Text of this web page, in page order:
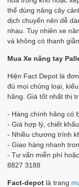
thể dùng nâng cây
dịch chuyển nên dễ
nhau. Tuy nhiên xe
và không có thanh
Mua Xe nâng tay
Hiện Fact Depot là
đủ mọi chủng loại,
hãng. Giá tốt nhất thị
- Hàng chính hãng có
- Giá hợp lý, chiết
- Nhiều chương trình
- Giao hàng nhanh
- Tư vấn miễn phí
8827 3188
Fact-depot là trang